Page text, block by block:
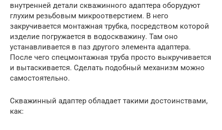
внутренней детали скважинного адаптера оборудуют
глухим резьбовым микроотверстием. В него
закручивается монтажная трубка, посредством которой
изделие погружается в водоскважину. Там оно
устанавливается в паз другого элемента адаптера.
После чего спецмонтажная труба просто выкручивается
и вытаскивается. Сделать подобный механизм можно
самостоятельно.
Скважинный адаптер обладает такими достоинствами,
как: